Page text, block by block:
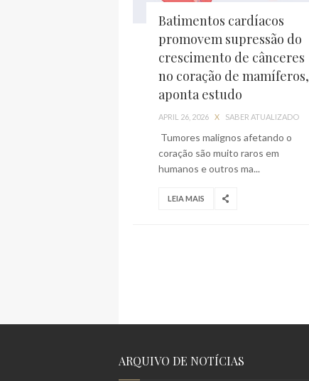
Batimentos cardíacos
promovem supressão do
crescimento de cânceres
no coração de mamíferos,
aponta estudo
APRIL 26, 2026 X SABER ATUALIZADO
Tumores malignos afetando o
coração são muito raros em
humanos e outros ma...
LEIA MAIS
ARQUIVO DE NOTÍCIAS